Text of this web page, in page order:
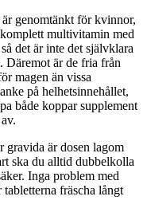
genomtänkt för kvinnor,
multivitamin med
det är inte det självklara
är de fria från
magen än vissa
på helhetsinnehållet,
både koppar supplement
gravida är dosen lagom
ska du alltid dubbelkolla
Inga problem med
fräscha långt